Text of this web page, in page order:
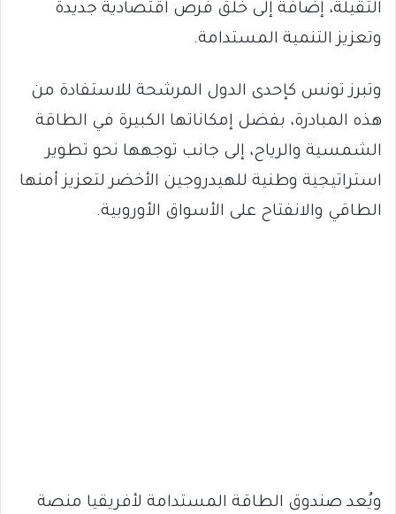
الثقيلة، إضافة إلى خلق فرص اقتصادية جديدة
وتعزيز التنمية المستدامة.
وتبرز تونس كإحدى الدول المرشحة للاستفادة من
هذه المبادرة، بفضل إمكاناتها الكبيرة في الطاقة
الشمسية والرياح، إلى جانب توجهها نحو تطوير
استراتيجية وطنية للهيدروجين الأخضر لتعزيز أمنها
الطاقي والانفتاح على الأسواق الأوروبية.
ويُعد صندوق الطاقة المستدامة لأفريقيا منصة